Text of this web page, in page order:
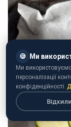
🍪 Ми
Ми
персоналізації
конфіденційності.